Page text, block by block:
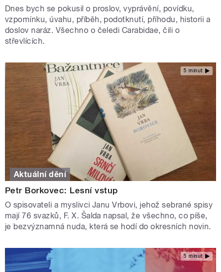
Dnes bych se pokusil o proslov, vyprávění, povídku,
vzpomínku, úvahu, příběh, podotknutí, příhodu, historii a
doslov naráz. Všechno o čeledi Carabidae, čili o
střevlících.
5 minut
Aktuální dění
Petr Borkovec: Lesní vstup
O spisovateli a myslivci Janu Vrbovi, jehož sebrané spisy
mají 76 svazků, F. X. Šalda napsal, že všechno, co píše,
je bezvýznamná nuda, která se hodí do okresních novin.
5 minut